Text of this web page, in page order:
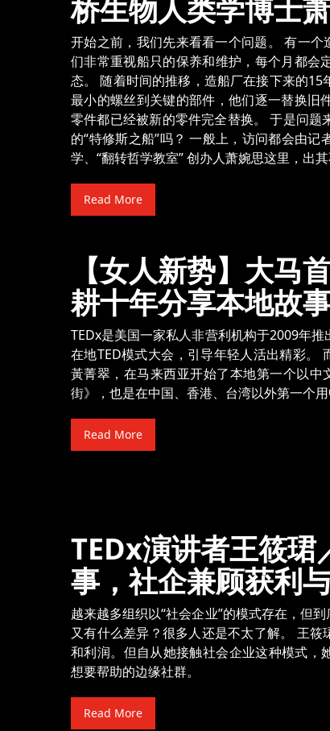
桥生物人类学博士
开始之前，我们先来看看一个问题。 有一
们非常重视船只的保养和维护，每个月都会
态。 随着时间的推移，造船厂在接下来的
最小的螺丝到关键的部件，他们逐一替换旧
零件都已经被新的零件完全替换。 于是问
的“特修斯之船”吗？ 一般上，访问都会由
学、“翻转哲学教室” 创办人萧婉思这里，出
Read More
【女人新势】大马
耕十年分享本地故事
TEDx是美国一家私人非营利机构于2009年
在地TED模式大会，引导年轻人活出精彩。
黃菁翠，在马来西亚开始了本地第一个以中
街》，也是在中国、香港、台湾以外第一个用
Read More
TEDx演讲者王筱珺
事，社企兼顾获利
越来越多组织以“社会企业”的模式存在，但
又有什么差异？很多人还是不太了解。 王
和利润。但自从她接触社会企业这种模式
想要帮助的边缘社群。
Read More